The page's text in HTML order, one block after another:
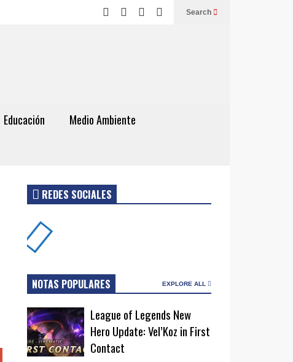
Search
Educación
Medio Ambiente
REDES SOCIALES
NOTAS POPULARES EXPLORE ALL
League of Legends New
Hero Update: Vel’Koz in First
Contact